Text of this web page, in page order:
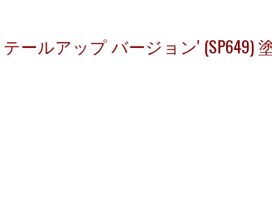
ールアップ バージョン' (SP649)